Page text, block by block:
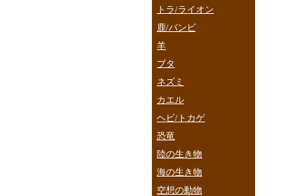
トラ/ライオン
鹿/バンビ
羊
ブタ
ネズミ
カエル
ヘビ/トカゲ
恐竜
陸の生き物
海の生き物
空想の動物